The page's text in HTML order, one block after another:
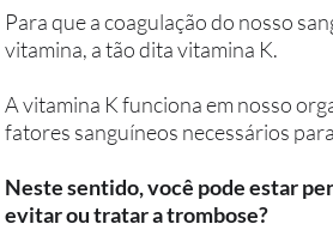
Para que a coagulação do nosso
vitamina, a tão dita vitamina K.
A vitamina K funciona em nosso
fatores sanguíneos necessários
Neste sentido, você pode estar
evitar ou tratar a trombose?